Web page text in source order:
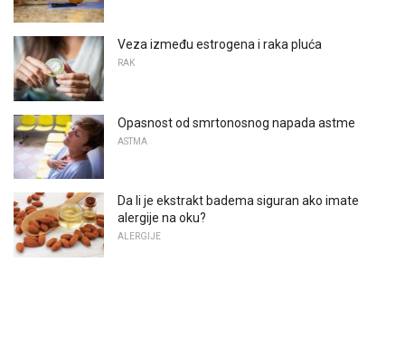
Veza između estrogena i raka pluća
RAK
Opasnost od smrtonosnog napada astme
ASTMA
Da li je ekstrakt badema siguran ako imate
alergije na oku?
ALERGIJE